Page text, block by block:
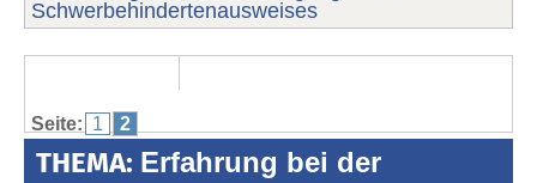
Schwerbehindertenausweises
Seite: 1 2
THEMA: Erfahrung bei der